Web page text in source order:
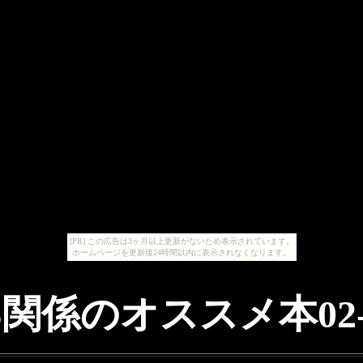
[PR] この広告は3ヶ月以上更新がないため表示されています。
ホームページを更新後24時間以内に表示されなくなります。
係のオススメ本